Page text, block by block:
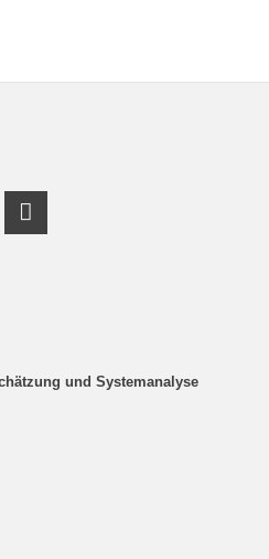
und Systemanalyse
ProfilProfil
RSS-Link